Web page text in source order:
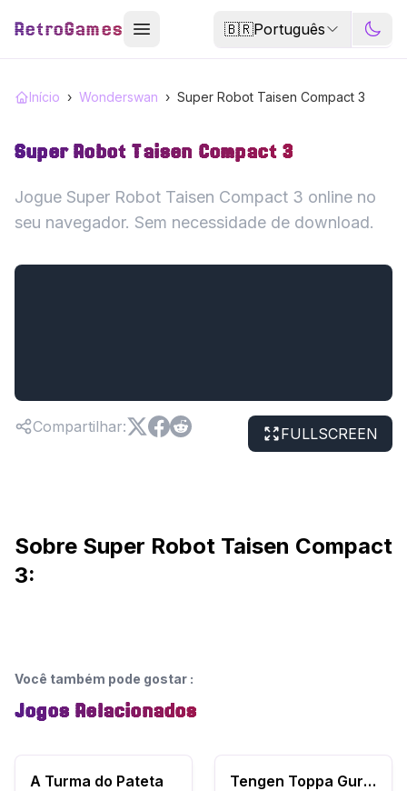
RetroGames 🇧🇷Português
Início › Wonderswan › Super Robot Taisen Compact 3
Super Robot Taisen Compact 3
Jogue Super Robot Taisen Compact 3 online no
seu navegador. Sem necessidade de download.
Compartilhar: FULLSCREEN
Sobre Super Robot Taisen Compact
3:
Você também pode gostar :
Jogos Relacionados
A Turma do Pateta Tengen Toppa Gurren Lagann